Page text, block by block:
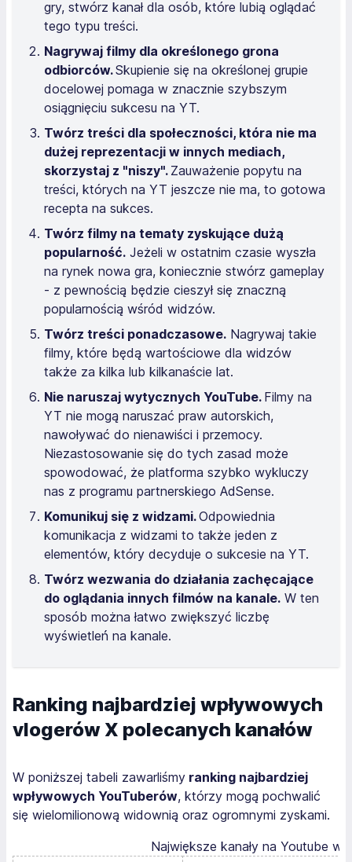
gry, stwórz kanał dla osób, które lubią oglądać
tego typu treści.
Nagrywaj filmy dla określonego grona
odbiorców.Skupienie się na określonej grupie
docelowej pomaga w znacznie szybszym
osiągnięciu sukcesu na YT.
Twórz treści dla społeczności, która nie ma
dużej reprezentacji w innych mediach,
skorzystaj z "niszy". Zauważenie popytu na
treści, których na YT jeszcze nie ma, to gotowa
recepta na sukces.
Twórz filmy na tematy zyskujące dużą
popularność. Jeżeli w ostatnim czasie wyszła
na rynek nowa gra, koniecznie stwórz gameplay
- z pewnością będzie cieszył się znaczną
popularnością wśród widzów.
Twórz treści ponadczasowe. Nagrywaj takie
filmy, które będą wartościowe dla widzów
także za kilka lub kilkanaście lat.
Nie naruszaj wytycznych YouTube. Filmy na
YT nie mogą naruszać praw autorskich,
nawoływać do nienawiści i przemocy.
Niezastosowanie się do tych zasad może
spowodować, że platforma szybko wykluczy
nas z programu partnerskiego AdSense.
Komunikuj się z widzami.Odpowiednia
komunikacja z widzami to także jeden z
elementów, który decyduje o sukcesie na YT.
Twórz wezwania do działania zachęcające
do oglądania innych filmów na kanale. W ten
sposób można łatwo zwiększyć liczbę
wyświetleń na kanale.
Ranking najbardziej wpływowych
vlogerów X polecanych kanałów
W poniższej tabeli zawarliśmy ranking najbardziej
wpływowych YouTuberów, którzy mogą pochwalić
się wielomilionową widownią oraz ogromnymi zyskami.
Największe kanały na Youtube w